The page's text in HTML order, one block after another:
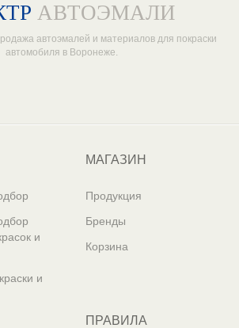
АВТОЭМАЛИ
автоэмалей и материалов для покраски
автомобиля в Воронеже.
и
и
МАГАЗИН
Продукция
Бренды
Корзина
ПРАВИЛА